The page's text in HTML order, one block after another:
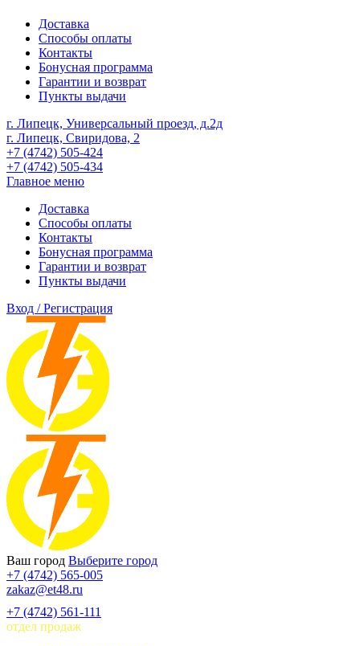
Доставка
Способы оплаты
Контакты
Бонусная программа
Гарантии и возврат
Пункты выдачи
г. Липецк, Универсальный проезд, д.2д
г. Липецк, Свиридова, 2
+7 (4742) 505-424
+7 (4742) 505-434
Главное меню
Доставка
Способы оплаты
Контакты
Бонусная программа
Гарантии и возврат
Пункты выдачи
Вход / Регистрация
Ваш город Выберите город
+7 (4742) 565-005
zakaz@et48.ru
+7 (4742) 561-111
отдел продаж